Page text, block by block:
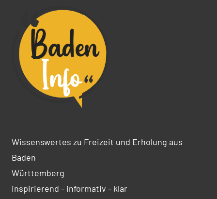
Wissenswertes zu Freizeit und Erholung aus
Baden
Württemberg
inspirierend - informativ - klar